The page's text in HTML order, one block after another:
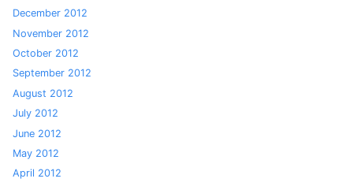
December 2012
November 2012
October 2012
September 2012
August 2012
July 2012
June 2012
May 2012
April 2012